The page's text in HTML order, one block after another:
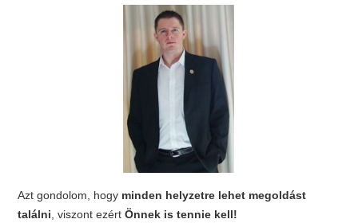
Azt gondolom, hogy minden helyzetre lehet megoldást
találni, viszont ezértÖnnek is tennie kell!